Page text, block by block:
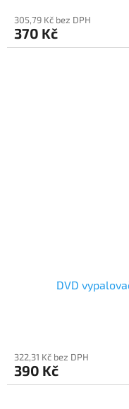
305,79 Kč bez DPH
370 Kč
DVD
322,31 Kč bez DPH
390 Kč